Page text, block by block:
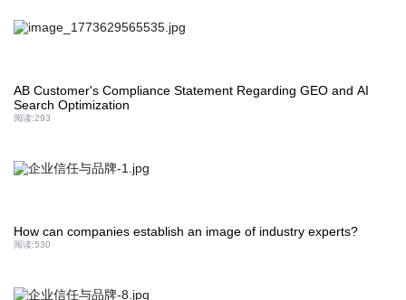
AB Customer's Compliance Statement Regarding GEO and AI
Search Optimization
阅读:293
How can companies establish an image of industry experts?
阅读:530